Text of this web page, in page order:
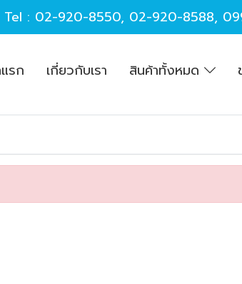
Tel : 02-920-8550, 02-920-8588,
รก เกี่ยวกับเรา สินค้าทั้งหมด